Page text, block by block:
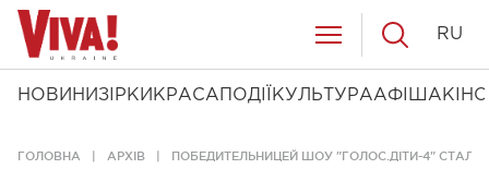
НОВИНИ ЗІРКИ КРАСА ПОДІЇ КУЛЬТУРААФІША КІНО
RU
ГОЛОВНА АРХІВ ПОБЕДИТЕЛЬНИЦЕЙ ШОУ "ГОЛОС.ДІТИ-4"